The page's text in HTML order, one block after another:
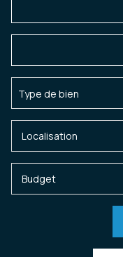
De l'immo pro
En saisonnier
De l'immo pro
Type de bien
Budget